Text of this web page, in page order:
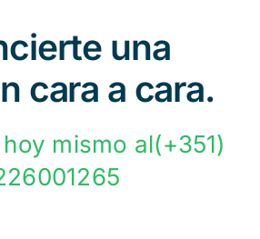
una
cara a cara.
mismo al(+351)